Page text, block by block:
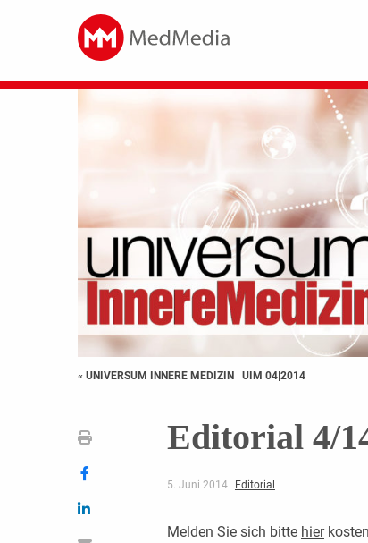
« UNIVERSUM INNERE MEDIZIN | UIM 04|2014
Editorial 4/
5. Juni 2014 Editorial
Melden Sie sich bitte hier